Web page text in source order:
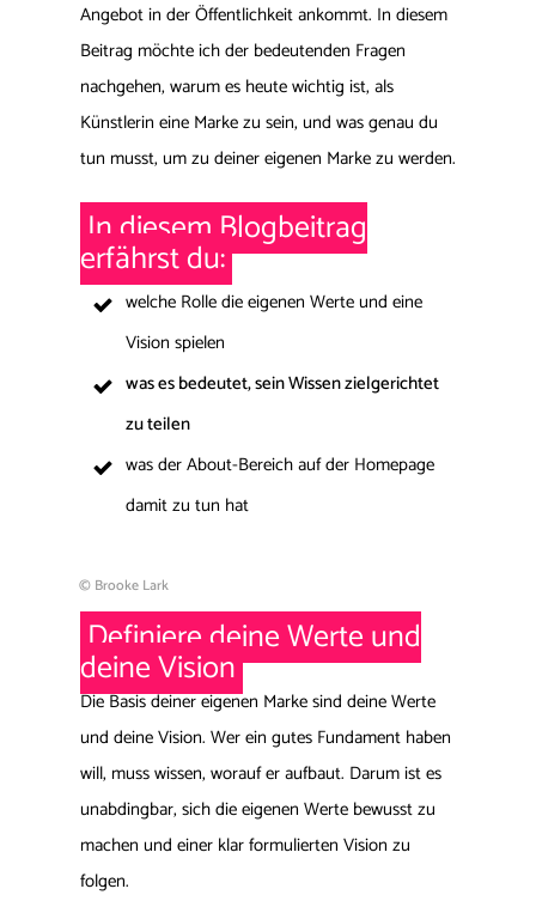
Angebot in der Öffentlichkeit ankommt. In diesem
Beitrag möchte ich der bedeutenden Fragen
nachgehen, warum es heute wichtig ist, als
Künstlerin eine Marke zu sein, und was genau du
tun musst, um zu deiner eigenen Marke zu werden.
In diesem Blogbeitrag
erfährst du:
welche Rolle die eigenen Werte und eine
Vision spielen
was es bedeutet, sein Wissen zielgerichtet
zu teilen
was der About-Bereich auf der Homepage
damit zu tun hat
© Brooke Lark
Definiere deine Werte und
deine Vision
Die Basis deiner eigenen Marke sind deine Werte
und deine Vision. Wer ein gutes Fundament haben
will, muss wissen, worauf er aufbaut. Darum ist es
unabdingbar, sich die eigenen Werte bewusst zu
machen und einer klar formulierten Vision zu
folgen.